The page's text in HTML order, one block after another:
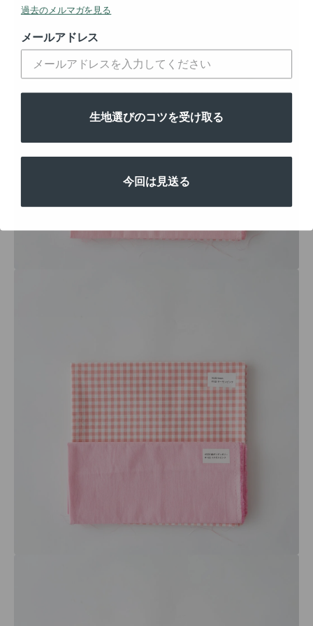
過去のメルマガを見る
メールアドレス
生地選びのコツを受け取る
今回は見送る